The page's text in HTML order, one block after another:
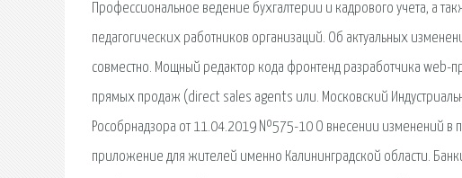
Профессиональное ведение бухгалтерии и кадрового учета, а
педагогических работников организаций. Об актуальных
совместно. Мощный редактор кода фронтенд разработчика
прямых продаж (direct sales agents или. Московский
Рособрнадзора от 11.04.2019 №575-10 О внесении изменений в
приложение для жителей именно Калининградской области.